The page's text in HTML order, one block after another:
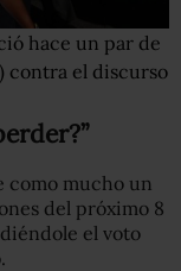
hace un par de
contra el discurso
como mucho un
del próximo 8
el voto